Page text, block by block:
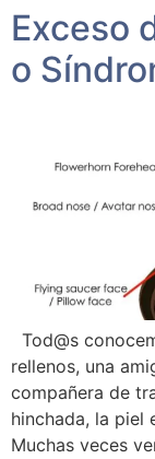
Exceso
o
Tod@s
rellenos, una
compañera de
hinchada, la piel
Muchas veces